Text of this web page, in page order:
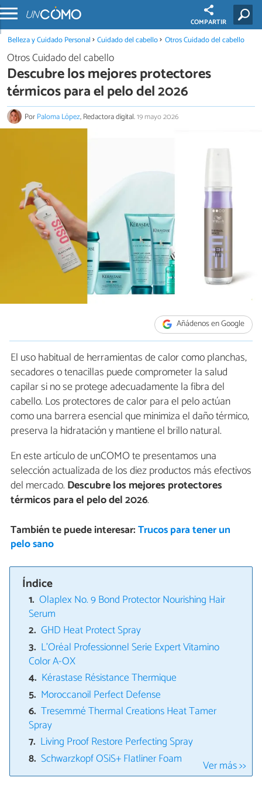
COMPARTIR
Belleza y Cuidado Personal Cuidado del cabello Otros Cuidado del cabello
Otros Cuidado del cabello
Descubre los mejores protectores
térmicos para el pelo del 2026
PorPaloma López, Redactora digital.19 mayo 2026
Añádenos en Google
El uso habitual de herramientas de calor como planchas,
secadores o tenacillas puede comprometer la salud
capilar si no se protege adecuadamente la fibra del
cabello. Los protectores de calor para el pelo actúan
como una barrera esencial que minimiza el daño térmico,
preserva la hidratación y mantiene el brillo natural.
En este artículo de unCOMO te presentamos una
selección actualizada de los diez productos más efectivos
del mercado. Descubre los mejores protectores
térmicos para el pelo del 2026.
También te puede interesar:Trucos para tener un
pelo sano
Índice
Olaplex No. 9 Bond Protector Nourishing Hair
Serum
GHD Heat Protect Spray
L'Oréal Professionnel Serie Expert Vitamino
Color A-OX
Kérastase Résistance Thermique
Moroccanoil Perfect Defense
Tresemmé Thermal Creations Heat Tamer
Spray
Living Proof Restore Perfecting Spray
Schwarzkopf OSiS+ Flatliner Foam
Ver más >>